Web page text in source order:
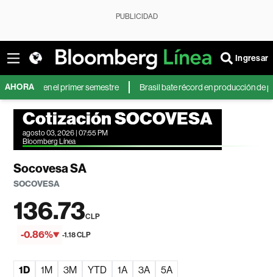
PUBLICIDAD
Ingresar
AHORA
en el primer semestre Brasil bate récord en producción de petróleo
Cotización SOCOVESA
agosto 03, 2026 | 07:55 PM
Bloomberg Línea
Socovesa SA
SOCOVESA
136.73CLP
-0.86% -1.18 CLP
1D 1M 3M YTD 1A 3A 5A